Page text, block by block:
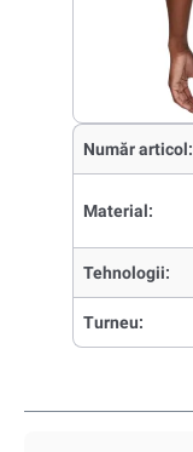
Număr articol:
Material:
Tehnologii:
Turneu: